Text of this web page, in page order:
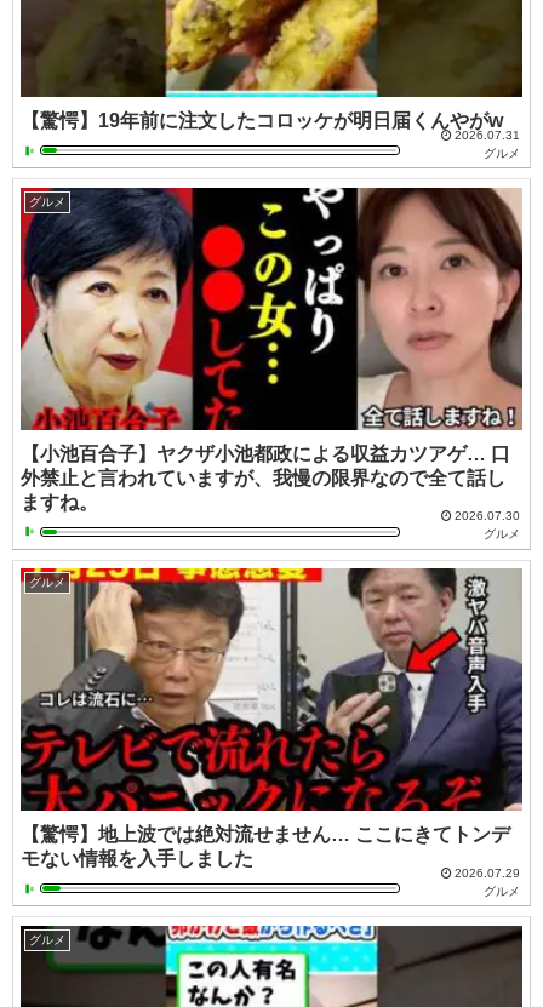
【驚愕】19年前に注文したコロッケが明日届くんやがw
2026.07.31
グルメ
グルメ
【小池百合子】ヤクザ小池都政による収益カツアゲ… 口
外禁止と言われていますが、我慢の限界なので全て話し
ますね。
2026.07.30
グルメ
グルメ
【驚愕】地上波では絶対流せません… ここにきてトンデ
モない情報を入手しました
2026.07.29
グルメ
グルメ